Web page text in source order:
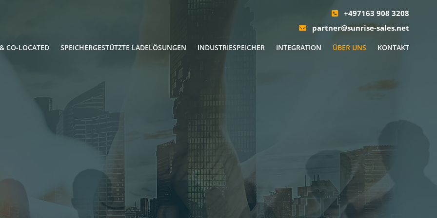
 +497163 908 3208
 partner@sunrise-sales.net
CO-LOCATED SPEICHERGESTÜTZTE LADELÖSUNGEN INDUSTRIESPEICHER INTEGRATION ÜBER UNS KONTAKT